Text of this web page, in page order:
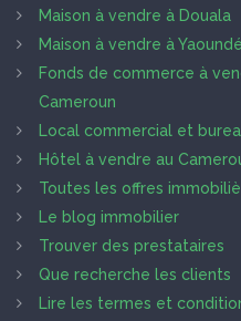
Maison à vendre à Douala
Maison à vendre à Yaoundé
Fonds de commerce à
Cameroun
Local commercial et
Hôtel à vendre au
Toutes les offres
Le blog immobilier
Trouver des prestataires
Que recherche les clients
Lire les termes et